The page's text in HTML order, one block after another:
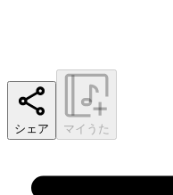
シェア マイうた